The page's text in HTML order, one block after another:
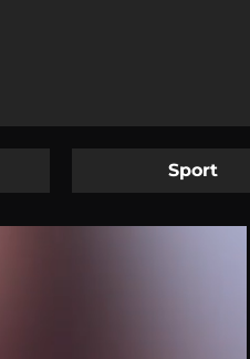
Sport